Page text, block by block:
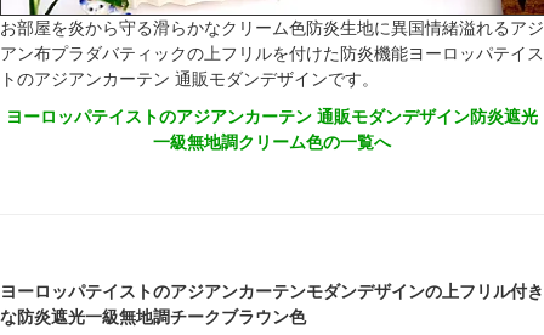
お部屋を炎から守る滑らかなクリーム色防炎生地に異国情緒溢れるアジ
アン布プラダバティックの上フリルを付けた防炎機能ヨーロッパテイス
トのアジアンカーテン 通販モダンデザインです。
ヨーロッパテイストのアジアンカーテン 通販モダンデザイン防炎遮光
一級無地調クリーム色の一覧へ
ヨーロッパテイストのアジアンカーテンモダンデザインの上フリル付き
な防炎遮光一級無地調チークブラウン色